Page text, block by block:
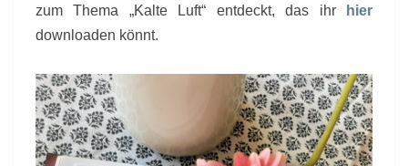
zum Thema „Kalte Luft“ entdeckt, das ihr
hier
downloaden könnt.